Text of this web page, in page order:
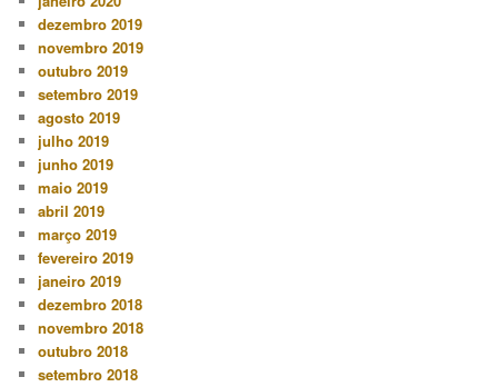
dezembro 2019
novembro 2019
outubro 2019
setembro 2019
agosto 2019
julho 2019
junho 2019
maio 2019
abril 2019
março 2019
fevereiro 2019
janeiro 2019
dezembro 2018
novembro 2018
outubro 2018
setembro 2018